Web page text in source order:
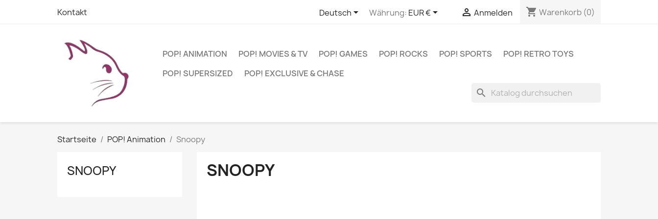
Kontakt Deutsch Währung: EUR €  Anmelden shopping_cart Warenkorb (0)
POP! ANIMATION POP! MOVIES & TV POP! GAMES POP! ROCKS POP! SPORTS
POP! RETRO TOYS
POP! SUPERSIZED
POP! EXCLUSIVE & CHASE
search
Startseite POP! Animation Snoopy
SNOOPY SNOOPY